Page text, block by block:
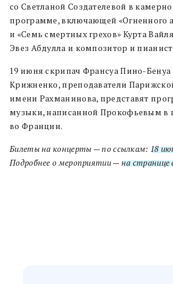
со Светланой Создателевой в
программе, включающей «Огненного
и «Семь смертных грехов» Курта
Эвез Абдулла и композитор и
19 июня скрипач Франсуа Пино-Бенуа
Крижненко, преподаватели
имени Рахманинова, представят
музыки, написанной Прокофьевым в
во Франции.
Билеты на концерты — по ссылкам: 18
Подробнее о мероприятии —на странице